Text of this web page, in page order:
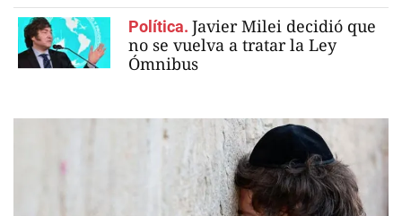
Política. Javier Milei decidió que
no se vuelva a tratar la Ley
Ómnibus